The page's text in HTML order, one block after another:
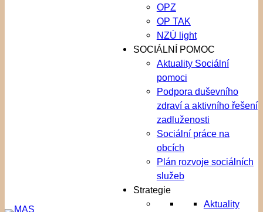
OPZ
OP TAK
NZÚ light
SOCIÁLNÍ POMOC
Aktuality Sociální
pomoci
Podpora duševního
zdraví a aktivního řešení
zadluženosti
Sociální práce na
obcích
Plán rozvoje sociálních
služeb
Strategie
Aktuality